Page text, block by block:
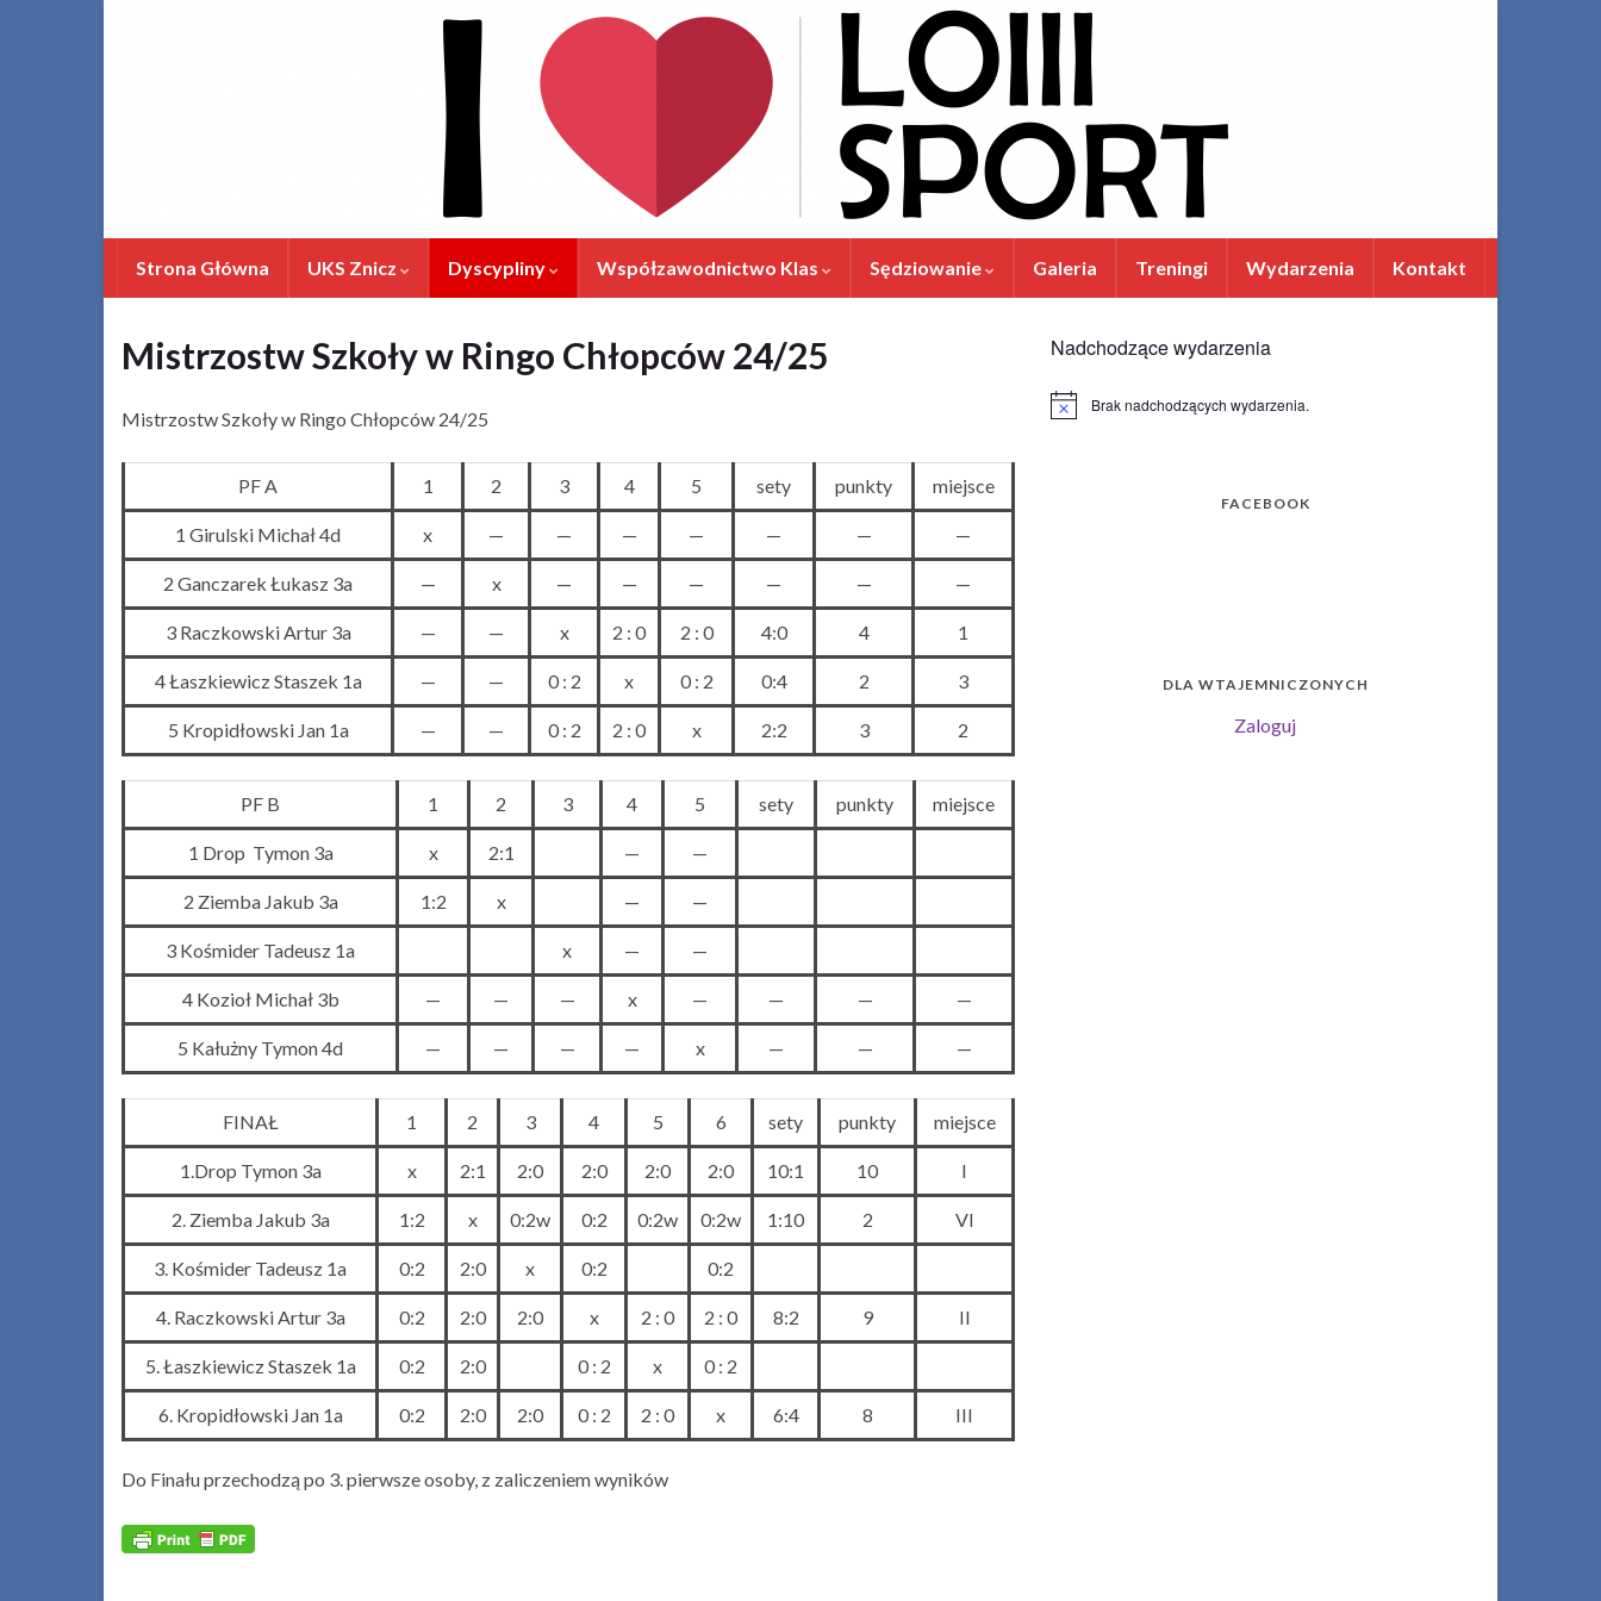
Strona Główna UKS Znicz Dyscypliny Współzawodnictwo Klas Sędziowanie Galeria Treningi Wydarzenia Kontakt
Mistrzostw Szkoły w Ringo Chłopców 24/25
Mistrzostw Szkoły w Ringo Chłopców 24/25
PF A 1 2 3 4 5 sety punkty miejsce
1 Girulski Michał 4d x — — — — — — —
2 Ganczarek Łukasz 3a — x — — — — — —
3 Raczkowski Artur 3a — — x 2 : 0 2 : 0 4:0 4 1
4 Łaszkiewicz Staszek 1a — — 0 : 2 x 0 : 2 0:4 2 3
5 Kropidłowski Jan 1a — — 0 : 2 2 : 0 x 2:2 3 2
PF B 1 2 3 4 5 sety punkty miejsce
1 Drop Tymon 3a x 2:1 — —
2 Ziemba Jakub 3a 1:2 x — —
3 Kośmider Tadeusz 1a x — —
4 Kozioł Michał 3b — — — x — — — —
5 Kałużny Tymon 4d — — — — x — — —
FINAŁ 1 2 3 4 5 6 sety punkty miejsce
1.Drop Tymon 3a x 2:1 2:0 2:0 2:0 2:0 10:1 10 I
2. Ziemba Jakub 3a 1:2 x 0:2w 0:2 0:2w 0:2w 1:10 2 VI
3. Kośmider Tadeusz 1a 0:2 2:0 x 0:2 0:2
4. Raczkowski Artur 3a 0:2 2:0 2:0 x 2 : 0 2 : 0 8:2 9 II
5. Łaszkiewicz Staszek 1a 0:2 2:0 0 : 2 x 0 : 2
6. Kropidłowski Jan 1a 0:2 2:0 2:0 0 : 2 2 : 0 x 6:4 8 III
Do Finału przechodzą po 3. pierwsze osoby, z zaliczeniem wyników
Nadchodzące wydarzenia
Powiadomienie
Brak nadchodzących wydarzenia.
FACEBOOK
DLA WTAJEMNICZONYCH
Zaloguj